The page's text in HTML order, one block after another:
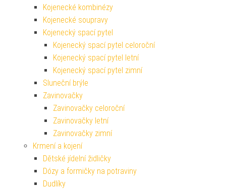
Kojenecké kombinézy
Kojenecké soupravy
Kojenecký spací pytel
Kojenecký spací pytel celoroční
Kojenecký spací pytel letní
Kojenecký spací pytel zimní
Sluneční brýle
Zavinovačky
Zavinovačky celoroční
Zavinovačky letní
Zavinovačky zimní
Krmení a kojení
Dětské jídelní židličky
Dózy a formičky na potraviny
Dudlíky